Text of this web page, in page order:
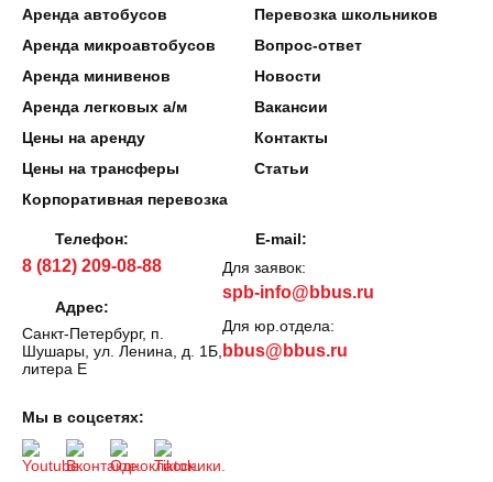
Аренда автобусов
Аренда микроавтобусов
Аренда минивенов
Аренда легковых а/м
Цены на аренду
Цены на трансферы
Корпоративная перевозка
Перевозка школьников
Вопрос-ответ
Новости
Вакансии
Контакты
Статьи
Телефон:
8 (812) 209-08-88
Адрес:
Санкт-Петербург, п.
Шушары, ул. Ленина, д. 1Б,
литера Е
E-mail:
Для заявок:
spb-info@bbus.ru
Для юр.отдела:
bbus@bbus.ru
Мы в соцсетях: